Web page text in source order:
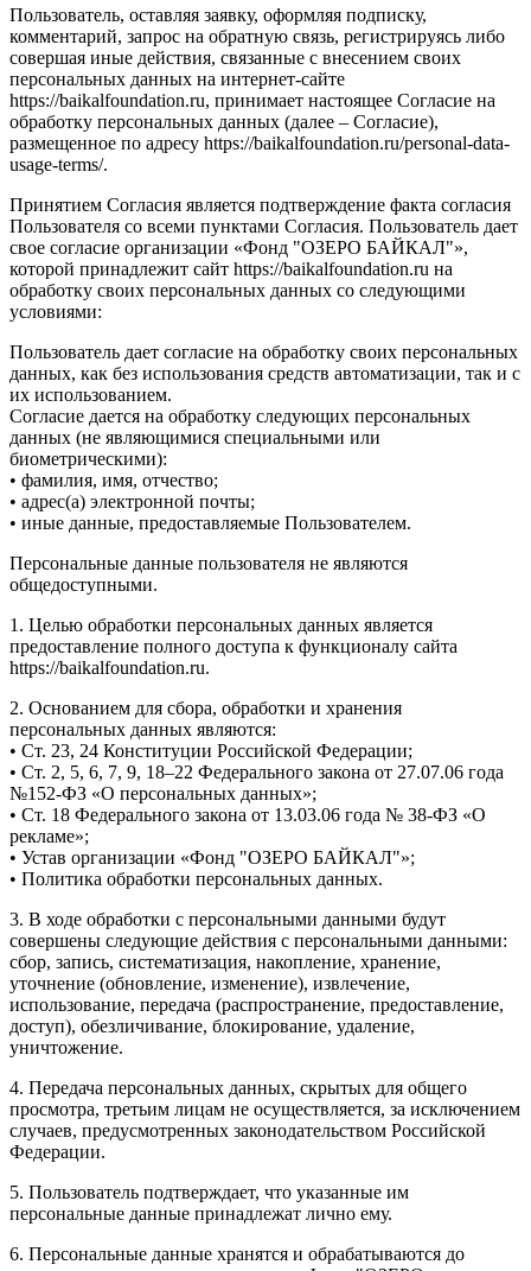
Пользователь, оставляя заявку, оформляя подписку,
комментарий, запрос на обратную связь, регистрируясь либо
совершая иные действия, связанные с внесением своих
персональных данных на интернет-сайте
https://baikalfoundation.ru, принимает настоящее Согласие на
обработку персональных данных (далее – Согласие),
размещенное по адресу https://baikalfoundation.ru/personal-data-
usage-terms/.
Принятием Согласия является подтверждение факта согласия
Пользователя со всеми пунктами Согласия. Пользователь дает
свое согласие организации «Фонд "ОЗЕРО БАЙКАЛ"»,
которой принадлежит сайт https://baikalfoundation.ru на
обработку своих персональных данных со следующими
условиями:
Пользователь дает согласие на обработку своих персональных
данных, как без использования средств автоматизации, так и с
их использованием.
Согласие дается на обработку следующих персональных
данных (не являющимися специальными или
биометрическими):
• фамилия, имя, отчество;
• адрес(а) электронной почты;
• иные данные, предоставляемые Пользователем.
Персональные данные пользователя не являются
общедоступными.
1. Целью обработки персональных данных является
предоставление полного доступа к функционалу сайта
https://baikalfoundation.ru.
2. Основанием для сбора, обработки и хранения
персональных данных являются:
• Ст. 23, 24 Конституции Российской Федерации;
• Ст. 2, 5, 6, 7, 9, 18–22 Федерального закона от 27.07.06 года
№152-ФЗ «О персональных данных»;
• Ст. 18 Федерального закона от 13.03.06 года № 38-ФЗ «О
рекламе»;
• Устав организации «Фонд "ОЗЕРО БАЙКАЛ"»;
• Политика обработки персональных данных.
3. В ходе обработки с персональными данными будут
совершены следующие действия с персональными данными:
сбор, запись, систематизация, накопление, хранение,
уточнение (обновление, изменение), извлечение,
использование, передача (распространение, предоставление,
доступ), обезличивание, блокирование, удаление,
уничтожение.
4. Передача персональных данных, скрытых для общего
просмотра, третьим лицам не осуществляется, за исключением
случаев, предусмотренных законодательством Российской
Федерации.
5. Пользователь подтверждает, что указанные им
персональные данные принадлежат лично ему.
6. Персональные данные хранятся и обрабатываются до